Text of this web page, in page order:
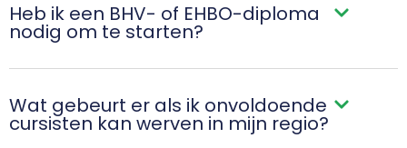
Heb ik een BHV- of EHBO-diploma
nodig om te starten?
Wat gebeurt er als ik onvoldoende
cursisten kan werven in mijn regio?